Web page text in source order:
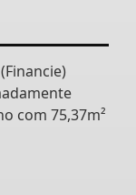
com 75,37m²